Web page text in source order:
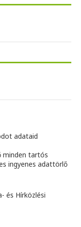
adataid
minden tartós
ingyenes adattörlő
és Hírközlési